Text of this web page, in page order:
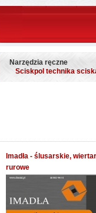
Narzędzia ręczne
Sciskpol technika
Imadła - ślusarskie,
rurowe